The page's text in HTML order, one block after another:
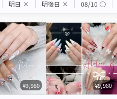
明日 × 明後日 × 08/10 ◯
¥9,980 ¥9,980